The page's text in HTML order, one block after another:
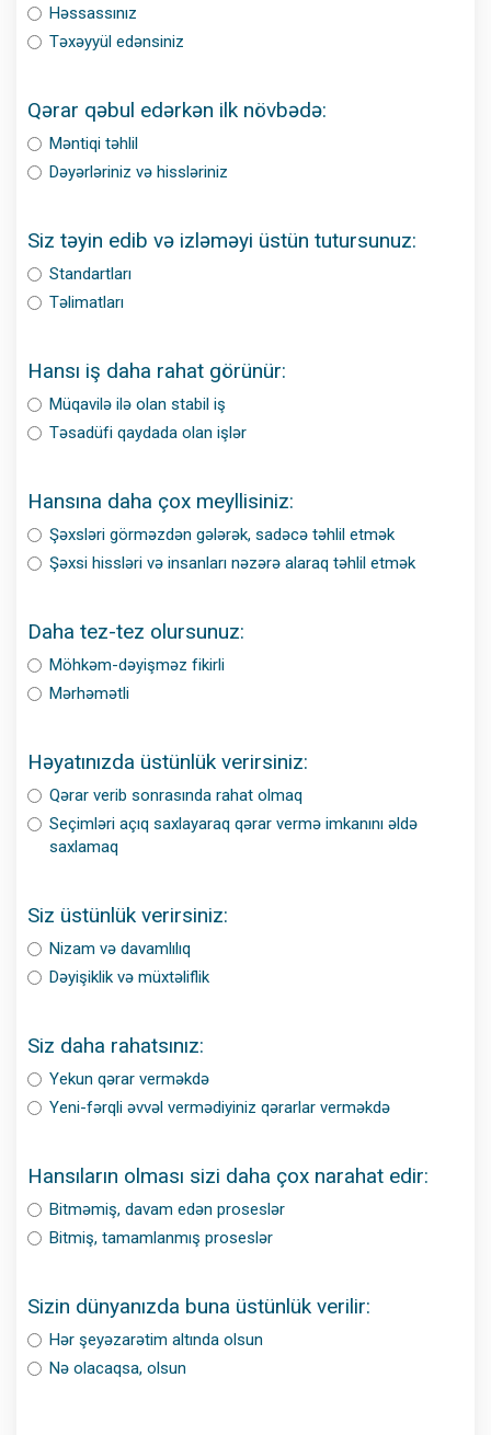
Həssassınız
Təxəyyül edənsiniz
Qərar qəbul edərkən ilk növbədə:
Məntiqi təhlil
Dəyərləriniz və hissləriniz
Siz təyin edib və izləməyi üstün tutursunuz:
Standartları
Təlimatları
Hansı iş daha rahat görünür:
Müqavilə ilə olan stabil iş
Təsadüfi qaydada olan işlər
Hansına daha çox meyllisiniz:
Şəxsləri görməzdən gələrək, sadəcə təhlil etmək
Şəxsi hissləri və insanları nəzərə alaraq təhlil etmək
Daha tez-tez olursunuz:
Möhkəm-dəyişməz fikirli
Mərhəmətli
Həyatınızda üstünlük verirsiniz:
Qərar verib sonrasında rahat olmaq
Seçimləri açıq saxlayaraq qərar vermə imkanını əldə
saxlamaq
Siz üstünlük verirsiniz:
Nizam və davamlılıq
Dəyişiklik və müxtəliflik
Siz daha rahatsınız:
Yekun qərar verməkdə
Yeni-fərqli əvvəl vermədiyiniz qərarlar verməkdə
Hansıların olması sizi daha çox narahat edir:
Bitməmiş, davam edən proseslər
Bitmiş, tamamlanmış proseslər
Sizin dünyanızda buna üstünlük verilir:
Hər şeyəzarətim altında olsun
Nə olacaqsa, olsun